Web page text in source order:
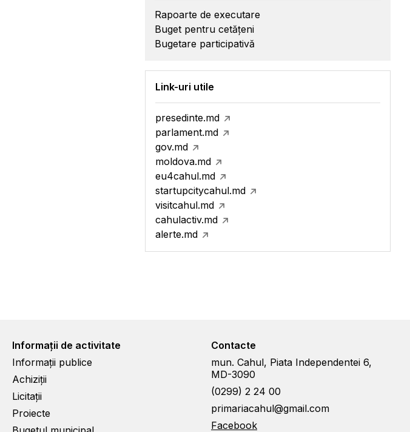
Rapoarte de executare
Buget pentru cetățeni
Bugetare participativă
Link-uri utile
presedinte.md
parlament.md
gov.md
moldova.md
eu4cahul.md
startupcitycahul.md
visitcahul.md
cahulactiv.md
alerte.md
Informații de activitate
Informații publice
Achiziții
Licitații
Proiecte
Contacte
mun. Cahul, Piata Independentei 6,
MD-3090
(0299) 2 24 00
primariacahul@gmail.com
Facebook